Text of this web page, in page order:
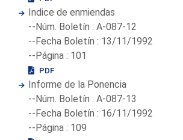
Indice de enmiendas
--Núm. Boletín : A-087-12
--Fecha Boletín : 13/11/1992
--Página : 101
PDF
Informe de la Ponencia
--Núm. Boletín : A-087-13
--Fecha Boletín : 16/11/1992
--Página : 109